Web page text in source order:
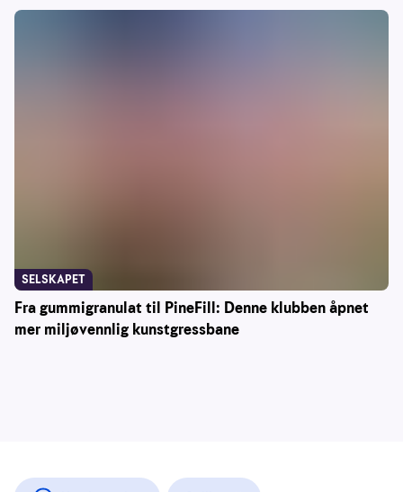
Fra gummigranulat til PineFill: Denne klubben åpnet
mer miljøvennlig kunstgressbane
SELSKAPET